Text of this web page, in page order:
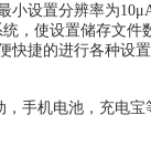
小设置分辨率为
，使设置储存文件
快捷的进行各种设
，手机电池，充电宝